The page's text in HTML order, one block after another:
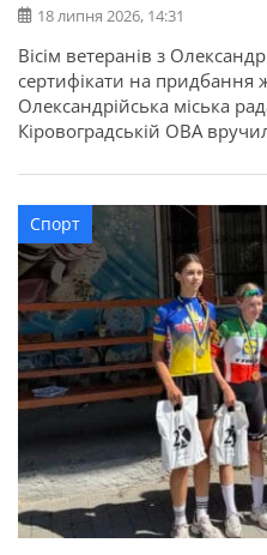
18 липня 2026, 14:31
Вісім ветеранів з
сертифікати на придбання
Олександрійська міська
Кіровоградській ОВА
межах державної програми.
громади сертифікати
дій, ветеранів: Валерій
Андрій Радченко,
[…]
Спорт